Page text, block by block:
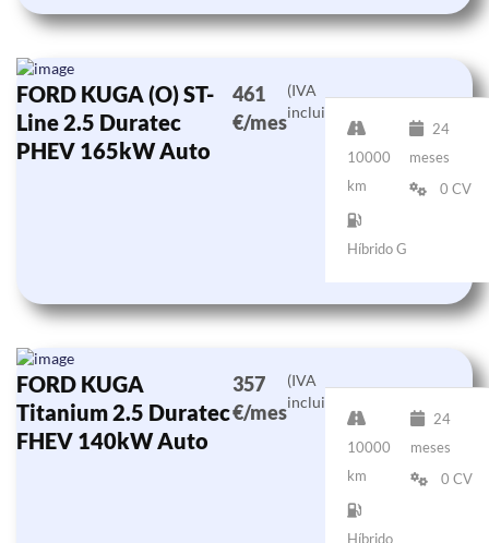
FORD KUGA (O) ST-
Line 2.5 Duratec
PHEV 165kW Auto
461
€/mes
(IVA
incluido)
10000
km
24
meses
0 CV
Híbrido G
FORD KUGA
Titanium 2.5 Duratec
FHEV 140kW Auto
357
€/mes
(IVA
incluido)
10000
km
24
meses
0 CV
Híbrido